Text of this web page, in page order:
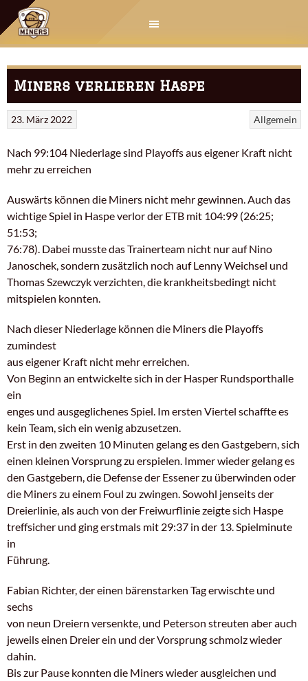
Springe
zum
Inhalt
Miners verlieren Haspe
Allgemein
23. März 2022
Nach 99:104 Niederlage sind Playoffs aus eigener Kraft nicht
mehr zu erreichen
Auswärts können die Miners nicht mehr gewinnen. Auch das
wichtige Spiel in Haspe verlor der ETB mit 104:99 (26:25;
51:53;
76:78). Dabei musste das Trainerteam nicht nur auf Nino
Janoschek, sondern zusätzlich noch auf Lenny Weichsel und
Thomas Szewczyk verzichten, die krankheitsbedingt nicht
mitspielen konnten.
Nach dieser Niederlage können die Miners die Playoffs
zumindest
aus eigener Kraft nicht mehr erreichen.
Von Beginn an entwickelte sich in der Hasper Rundsporthalle
ein
enges und ausgeglichenes Spiel. Im ersten Viertel schaffte es
kein Team, sich ein wenig abzusetzen.
Erst in den zweiten 10 Minuten gelang es den Gastgebern, sich
einen kleinen Vorsprung zu erspielen. Immer wieder gelang es
den Gastgebern, die Defense der Essener zu überwinden oder
die Miners zu einem Foul zu zwingen. Sowohl jenseits der
Dreierlinie, als auch von der Freiwurflinie zeigte sich Haspe
treffsicher und ging erstmals mit 29:37 in der 13. Spielminute
in
Führung.
Fabian Richter, der einen bärenstarken Tag erwischte und
sechs
von neun Dreiern versenkte, und Peterson streuten aber auch
jeweils einen Dreier ein und der Vorsprung schmolz wieder
dahin.
Bis zur Pause konnten die Miners wieder ausgleichen und